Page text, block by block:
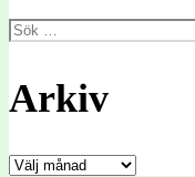
Sök
efter:
Arkiv
Arkiv